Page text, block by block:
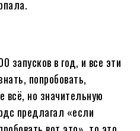
в год, и все эти
попробовать,
всё, но значительную
предлагал «если